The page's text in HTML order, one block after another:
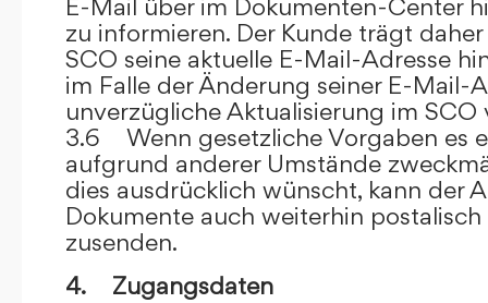
E-Mail über im Dokumenten-Center
zu informieren. Der Kunde trägt
SCO seine aktuelle E-Mail-Adresse
im Falle der Änderung seiner E-Mail-
unverzügliche Aktualisierung im SCO
3.6 Wenn gesetzliche Vorgaben es
aufgrund anderer Umstände
dies ausdrücklich wünscht, kann der
Dokumente auch weiterhin
zusenden.
4. Zugangsdaten